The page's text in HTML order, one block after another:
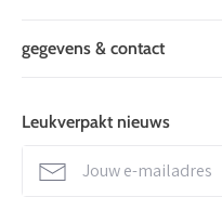
kaarten
stationery
decoratie en koord
levertijd
gegevens & contact
de Factorij 10 J
info@leukverpakt.nl
Leukverpakt nieuws